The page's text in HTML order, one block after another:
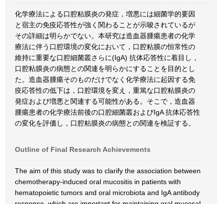
化学療法による口腔粘膜炎の発症，増悪には細菌学的要因
と宿主の免疫応答性が強く関わることが示唆されているが
その詳細は明らかでない。本研究は造血器腫瘍患者の化学
療法に伴う口腔環境の変化において，口腔粘膜の恒常性の
維持に重要な口腔細菌叢さらに(IgA) 抗体応答性に着目し，
口腔粘膜炎の病態との関連を明らかにすることを目的とし
た。造血器腫瘍そのものだけでなく化学療法に起因する免
疫応答性の低下は，口腔環境を変え，重篤な口腔粘膜炎の
発症および増悪と関連する可能性がある。そこで，造血器
腫瘍患者の化学療法前後の口腔細菌叢およびIgA 抗体応答性
の変化を評価し，口腔粘膜炎の病態との関連を検証する。
Outline of Final Research Achievements
The aim of this study was to clarify the association between
chemotherapy-induced oral mucositis in patients with
hematopoietic tumors and oral microbiota and IgA antibody